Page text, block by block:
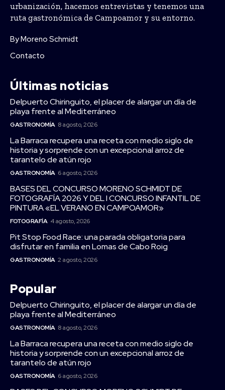
urbanización, hacemos entrevistas y tenemos una
ruta gastronómica de Campoamor y su entorno.
By Moreno Schmidt
Contacto
Últimas noticias
Delpuerto Chiringuito, el placer de alargar un día de
playa frente al Mediterráneo
GASTRONOMÍA 8 agosto, 2026
La Barraca recupera una receta con medio siglo de
historia y sorprende con un excepcional arroz de
tarantelo de atún rojo
GASTRONOMÍA 6 agosto, 2026
BASES DEL CONCURSO MORENO SCHMIDT DE
FOTOGRAFÍA 2026 Y DEL I CONCURSO INFANTIL DE
PINTURA «EL VERANO EN CAMPOAMOR»
FOTOGRAFÍA 4 agosto, 2026
Pit Stop Food Race: una parada obligatoria para
disfrutar en familia en Lomas de Cabo Roig
GASTRONOMÍA 2 agosto, 2026
Popular
Delpuerto Chiringuito, el placer de alargar un día de
playa frente al Mediterráneo
GASTRONOMÍA 8 agosto, 2026
La Barraca recupera una receta con medio siglo de
historia y sorprende con un excepcional arroz de
tarantelo de atún rojo
GASTRONOMÍA 6 agosto, 2026